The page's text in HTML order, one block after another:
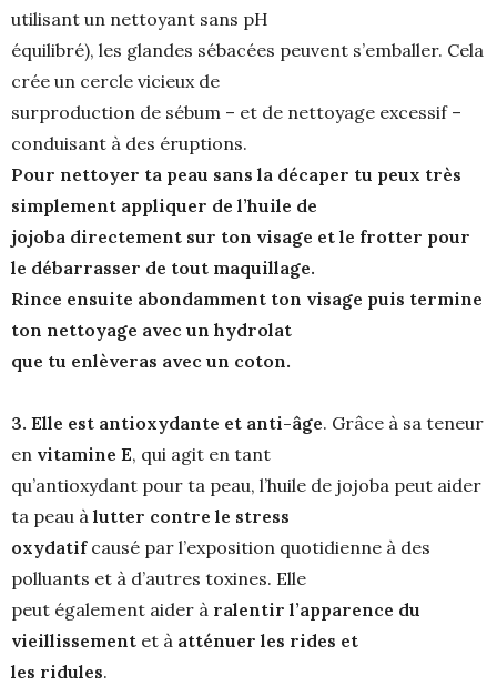
utilisant un nettoyant sans pH
équilibré), les glandes sébacées peuvent s’emballer. Cela
crée un cercle vicieux de
surproduction de sébum – et de nettoyage excessif –
conduisant à des éruptions.
Pour nettoyer ta peau sans la décaper tu peux très
simplement appliquer de l’huile de
jojoba directement sur ton visage et le frotter pour
le débarrasser de tout maquillage.
Rince ensuite abondamment ton visage puis termine
ton nettoyage avec un hydrolat
que tu enlèveras avec un coton.
3. Elle est antioxydante et anti-âge. Grâce à sa teneur
en vitamine E, qui agit en tant
qu’antioxydant pour ta peau, l’huile de jojoba peut aider
ta peau à lutter contre le stress
oxydatifcausé par l’exposition quotidienne à des
polluants et à d’autres toxines. Elle
peut également aider à ralentir l’apparence du
vieillissement et à atténuer les rides et
les ridules.